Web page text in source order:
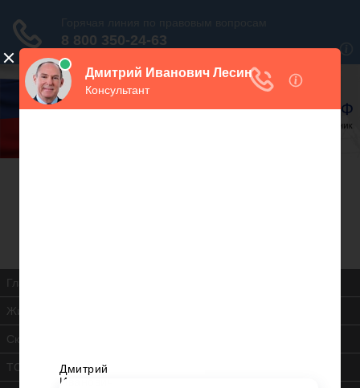
В закладки
Главная
Жилищная инспекция
Скачать ЖК РФ
ТСЖ